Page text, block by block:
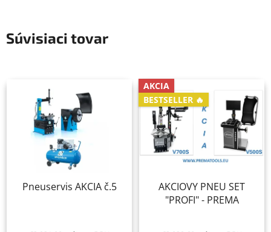
Súvisiaci tovar
Pneuservis AKCIA č.5
AKCIA
BESTSELLER 🔥
AKCIOVY PNEU SET
"PROFI" - PREMA